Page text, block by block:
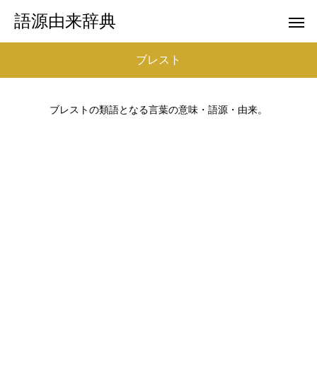
語源由来辞典
ブレスト
ブレストの類語となる言葉の意味・語源・由来。